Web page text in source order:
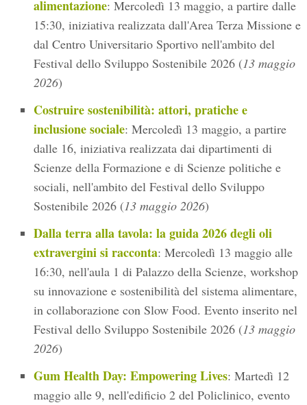
alimentazione: Mercoledì 13 maggio, a partire dalle
15:30, iniziativa realizzata dall'Area Terza Missione e
dal Centro Universitario Sportivo nell'ambito del
Festival dello Sviluppo Sostenibile 2026 (13 maggio
2026)
Costruire sostenibilità: attori, pratiche e
inclusione sociale: Mercoledì 13 maggio, a partire
dalle 16, iniziativa realizzata dai dipartimenti di
Scienze della Formazione e di Scienze politiche e
sociali, nell'ambito del Festival dello Sviluppo
Sostenibile 2026 (13 maggio 2026)
Dalla terra alla tavola: la guida 2026 degli oli
extravergini si racconta: Mercoledì 13 maggio alle
16:30, nell'aula 1 di Palazzo della Scienze, workshop
su innovazione e sostenibilità del sistema alimentare,
in collaborazione con Slow Food. Evento inserito nel
Festival dello Sviluppo Sostenibile 2026 (13 maggio
2026)
Gum Health Day: Empowering Lives: Martedì 12
maggio alle 9, nell'edificio 2 del Policlinico, evento